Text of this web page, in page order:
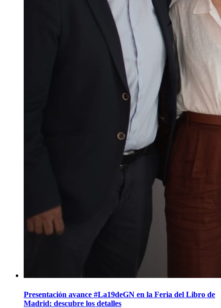
Presentación avance #La19deGN en la Feria del Libro de
Madrid: descubre los detalles